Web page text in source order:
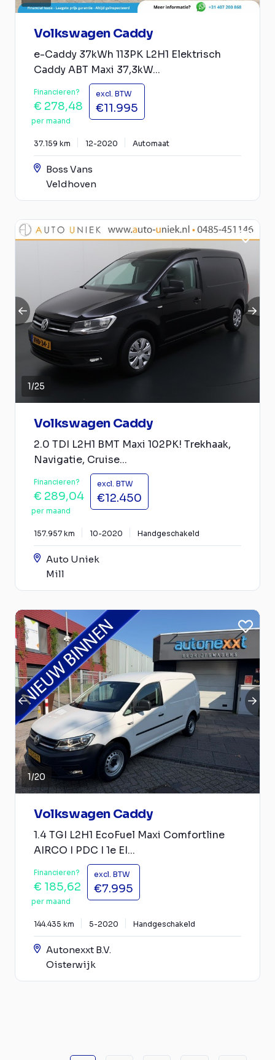
Volkswagen Caddy
e-Caddy 37kWh 113PK L2H1 Elektrisch
Caddy ABT Maxi 37,3kW...
Financieren?
€ 278,48
per maand
excl. BTW
€11.995
37.159 km 12-2020 Automaat
Boss Vans
Veldhoven
1/25
Volkswagen Caddy
2.0 TDI L2H1 BMT Maxi 102PK! Trekhaak,
Navigatie, Cruise...
Financieren?
€ 289,04
per maand
excl. BTW
€12.450
157.957 km 10-2020 Handgeschakeld
Auto Uniek
Mill
1/20
Volkswagen Caddy
1.4 TGI L2H1 EcoFuel Maxi Comfortline
AIRCO I PDC I 1e EI...
Financieren?
€ 185,62
per maand
excl. BTW
€7.995
144.435 km 5-2020 Handgeschakeld
Autonexxt B.V.
Oisterwijk